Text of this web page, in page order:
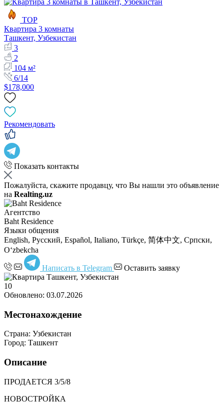
TOP
Квартира 3 комнаты
Ташкент, Узбекистан
3
2
104 м²
6/14
$178,000
Рекомендовать
Показать контакты
Пожалуйста, скажите продавцу, что Вы нашли это объявление
на Realting.uz
Агентство
Baht Residence
Языки общения
English, Русский, Español, Italiano, Türkçe, 简体中文, Српски,
Oʻzbekcha
Написать в Telegram Оставить заявку
10
Обновлено: 03.07.2026
Местонахождение
Страна: Узбекистан
Город: Ташкент
Описание
ПРОДАЕТСЯ 3/5/8
НОВОСТРОЙКА